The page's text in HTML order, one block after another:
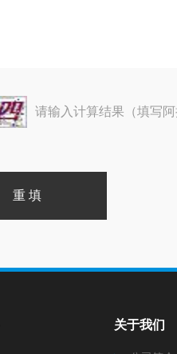
请输入计算结果（填写
关于我们